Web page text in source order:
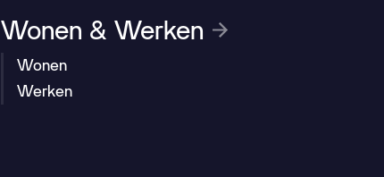
Wonen & Werken
Wonen
Werken